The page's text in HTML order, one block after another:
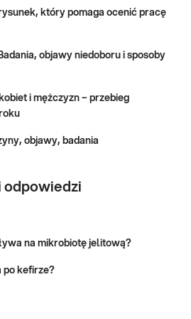
zasadowej.
który pomaga ocenić pracę
objawy niedoboru i sposoby
i mężczyzn – przebieg
objawy, badania
odpowiedzi
na mikrobiotę jelitową?
po kefirze?